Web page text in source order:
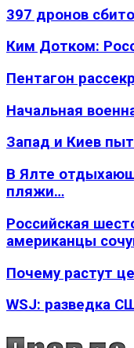
397 дронов
Ким Дотком:
Пентагон
Начальная
Запад и Киев
В Ялте
пляжи…
Российская
американцы
Почему растут
WSJ: разведка